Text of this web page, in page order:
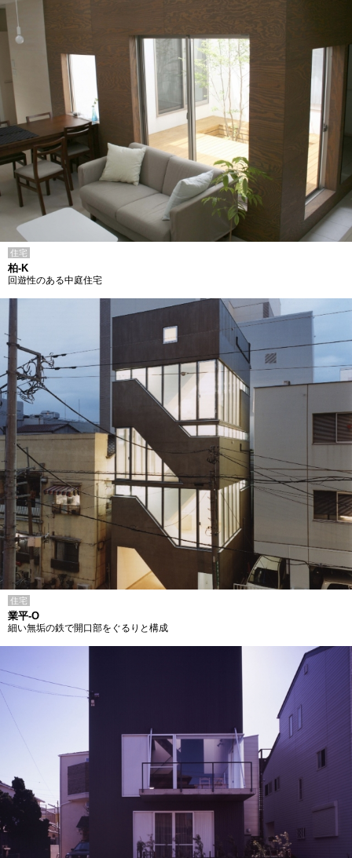
住宅
柏-K
回遊性のある中庭住宅
住宅
業平-O
細い無垢の鉄で開口部をぐるりと構成